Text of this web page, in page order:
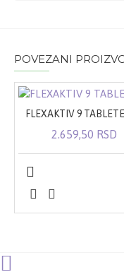
POVEZANI
FLEXAKTIV 9
2.659,50 RSD